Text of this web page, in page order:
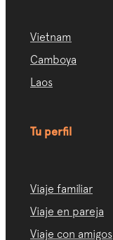
Vietnam
Camboya
Laos
Tu perfil
Viaje familiar
Viaje en pareja
Viaje con amigos